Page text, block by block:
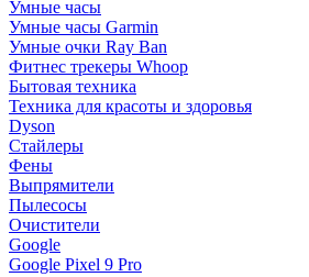
Умные часы
Умные часы Garmin
Умные очки Ray Ban
Фитнес трекеры Whoop
Бытовая техника
Техника для красоты и здоровья
Dyson
Стайлеры
Фены
Выпрямители
Пылесосы
Очистители
Google
Google Pixel 9 Pro